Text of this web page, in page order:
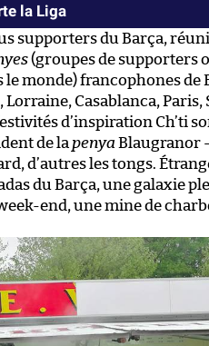
la Liga
supporters du Barça,
(groupes de supporters
monde) francophones de
Casablanca, Paris,
d’inspiration Ch’ti
de la penya Blaugranor
d’autres les tongs.
du Barça, une galaxie
end, une mine de